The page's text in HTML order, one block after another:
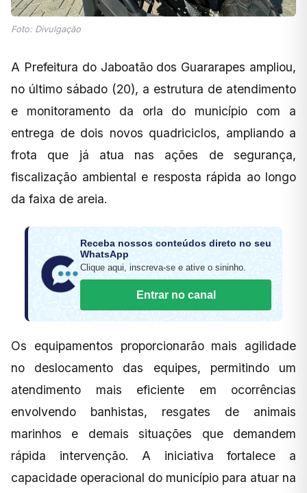
Foto: Divulgação
A Prefeitura do Jaboatão dos Guararapes ampliou,
no último sábado (20), a estrutura de atendimento
e monitoramento da orla do município com a
entrega de dois novos quadriciclos, ampliando a
frota que já atua nas ações de segurança,
fiscalização ambiental e resposta rápida ao longo
da faixa de areia.
Receba nossos conteúdos direto no seu
WhatsApp
Clique aqui, inscreva-se e ative o sininho.
Entrar no canal
Os equipamentos proporcionarão mais agilidade
no deslocamento das equipes, permitindo um
atendimento mais eficiente em ocorrências
envolvendo banhistas, resgates de animais
marinhos e demais situações que demandem
rápida intervenção. A iniciativa fortalece a
capacidade operacional do município para atuar na